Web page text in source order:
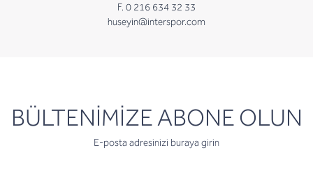
F. 0 216 634 32 33
huseyin@interspor.com
BÜLTENİMİZE ABONE OLUN
E-posta adresinizi buraya girin
newsletter